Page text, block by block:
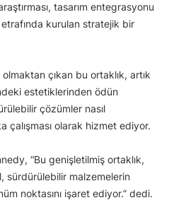
tasarım entegrasyonu
kurulan stratejik bir
çıkan bu ortaklık, artık
estetiklerinden ödün
çözümler nasıl
olarak hizmet ediyor.
“Bu genişletilmiş ortaklık,
sürdürülebilir malzemelerin
noktasını işaret ediyor.” dedi.